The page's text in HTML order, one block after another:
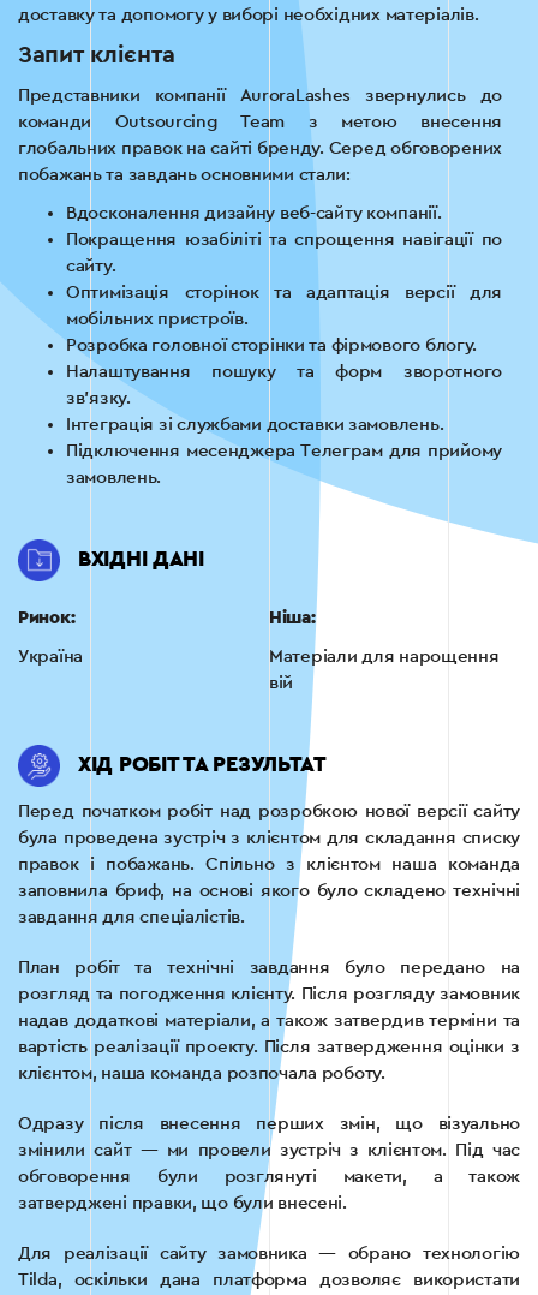
доставку та допомогу у виборі необхідних матеріалів.
Запит клієнта
Представники компанії AuroraLashes звернулись до
команди Outsourcing Team з метою внесення
глобальних правок на сайті бренду. Серед обговорених
побажань та завдань основними стали:
Вдосконалення дизайну веб-сайту компанії.
Покращення юзабіліті та спрощення навігації по
сайту.
Оптимізація сторінок та адаптація версії для
мобільних пристроїв.
Розробка головної сторінки та фірмового блогу.
Налаштування пошуку та форм зворотного
зв’язку.
Інтеграція зі службами доставки замовлень.
Підключення месенджера Телеграм для прийому
замовлень.
ВХІДНІ ДАНІ
Ринок:
Україна
Ніша:
Матеріали для нарощення
вій
ХІД РОБІТ ТА РЕЗУЛЬТАТ
Перед початком робіт над розробкою нової версії сайту
була проведена зустріч з клієнтом для складання списку
правок і побажань. Спільно з клієнтом наша команда
заповнила бриф, на основі якого було складено технічні
завдання для спеціалістів.
План робіт та технічні завдання було передано на
розгляд та погодження клієнту. Після розгляду замовник
надав додаткові матеріали, а також затвердив терміни та
вартість реалізації проекту. Після затвердження оцінки з
клієнтом, наша команда розпочала роботу.
Одразу після внесення перших змін, що візуально
змінили сайт — ми провели зустріч з клієнтом. Під час
обговорення були розглянуті макети, а також
затверджені правки, що були внесені.
Для реалізації сайту замовника — обрано технологію
Tilda, оскільки дана платформа дозволяє використати